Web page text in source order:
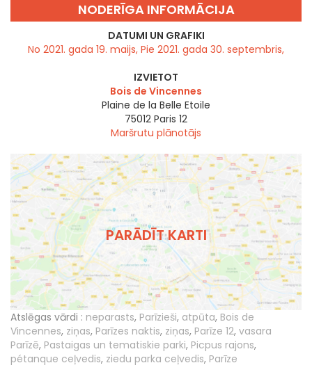
NODERĪGA INFORMĀCIJA
DATUMI UN GRAFIKI
No 2021. gada 19. maijs, Pie 2021. gada 30. septembris,
IZVIETOT
Bois de Vincennes
Plaine de la Belle Etoile
75012 Paris 12
Maršrutu plānotājs
PARĀDĪT KARTI
Atslēgas vārdi : neparasts, Parīzieši, atpūta, Bois de
Vincennes, ziņas, Parīzes naktis, ziņas, Parīze 12, vasara
Parīzē, Pastaigas un tematiskie parki, Picpus rajons,
pétanque ceļvedis, ziedu parka ceļvedis, Parīze